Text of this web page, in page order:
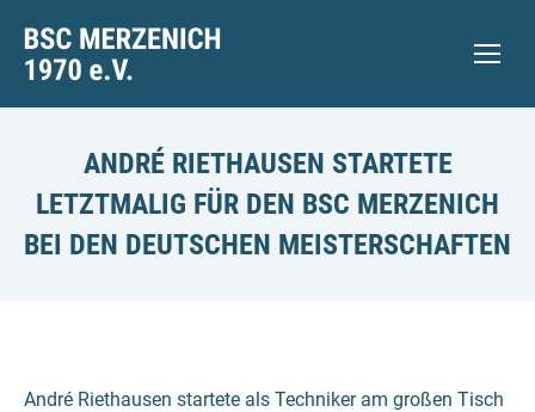
ANDRÉ RIETHAUSEN STARTETE
LETZTMALIG FÜR DEN BSC MERZENICH
BEI DEN DEUTSCHEN MEISTERSCHAFTEN
André Riethausen startete als Techniker am großen Tisch